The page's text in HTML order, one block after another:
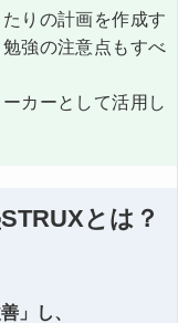
りの計画を作成す
強の注意点もすべ
カーとして活用し
とは？
」し、